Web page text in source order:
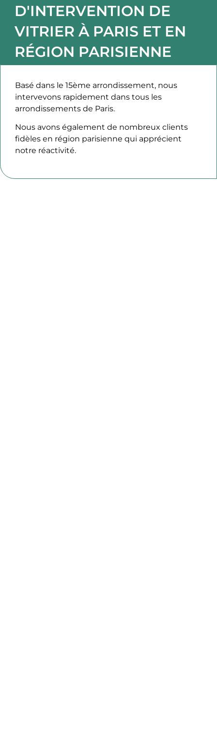
D'INTERVENTION DE
VITRIER À PARIS ET EN
RÉGION PARISIENNE​
Basé dans le 15ème arrondissement, nous
intervevons rapidement dans tous les
arrondissements de Paris.
Nous avons également de nombreux clients
fidèles en région parisienne qui apprécient
notre réactivité.